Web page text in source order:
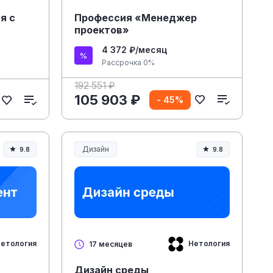
с
Профессия «Менеджер
проектов»
4 372 ₽/месяц
Рассрочка 0%
192 551 ₽
105 903 ₽ - 45%
9.8 Дизайн 9.8
17 месяцев Нетология
Дизайн среды